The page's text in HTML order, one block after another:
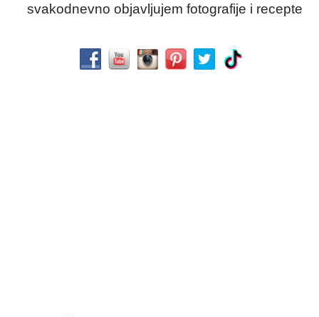
svakodnevno objavljujem fotografije i recepte